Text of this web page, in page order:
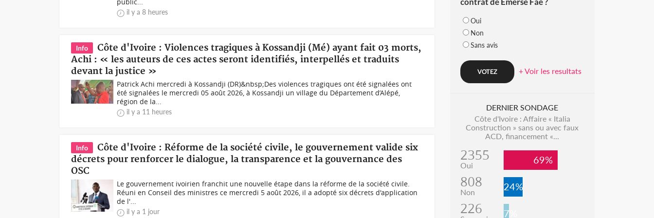
il y a 8 heures
Info
Côte d'Ivoire : Violences tragiques à Kossandji (Mé) ayant fait 03 morts,
Achi : « les auteurs de ces actes seront identifiés, interpellés et traduits
devant la justice »
Patrick Achi mercredi à Kossandji (DR)&nbsp;Des violences tragiques ont été signalées ont
été signalées le mercredi 05 août 2026, à Kossandji un village du Département d’Alépé,
région de la...
il y a 11 heures
Info
Côte d'Ivoire : Réforme de la société civile, le gouvernement valide six
décrets pour renforcer le dialogue, la transparence et la gouvernance des
OSC
Le gouvernement ivoirien franchit une nouvelle étape dans la réforme de la société civile.
Réuni en Conseil des ministres ce mercredi 5 août 2026, il a adopté six décrets d'application
de l'...
il y a 1 jour
Oui
Non
Sans avis
+ Voir les resultats
DERNIER SONDAGE
Côte d'Ivoire : Affaire « Italia
Construction » sans ou avec faux
ACD, financement «...
2355
Oui 69%
808
Non 24%
226 7%